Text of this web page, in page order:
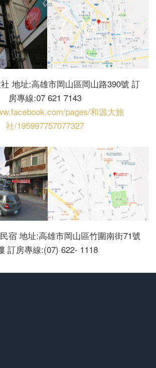
地址:高雄市岡山區岡山路390號 訂
房專線:07 621 7143
pages/和源大旅
社/195997757077327
宿 地址:高雄市岡山區竹圍南街71號
訂房專線:(07) 622- 1118